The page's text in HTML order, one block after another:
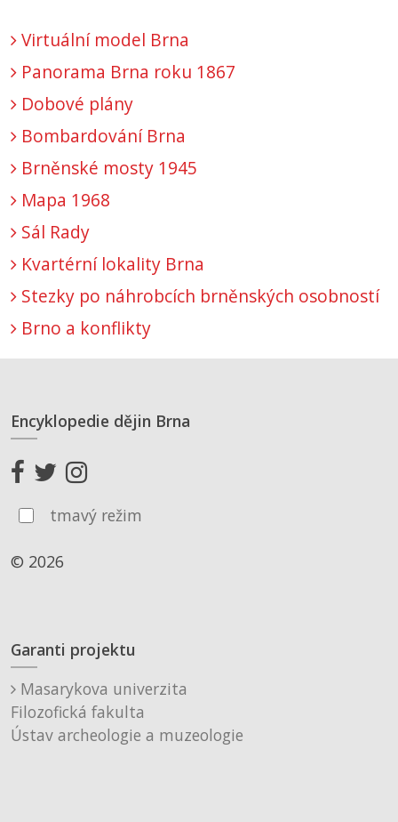
Virtuální model Brna
Panorama Brna roku 1867
Dobové plány
Bombardování Brna
Brněnské mosty 1945
Mapa 1968
Sál Rady
Kvartérní lokality Brna
Stezky po náhrobcích brněnských osobností
Brno a konflikty
Encyklopedie dějin Brna
tmavý režim
© 2026
Garanti projektu
Masarykova univerzita
Filozofická fakulta
Ústav archeologie a muzeologie